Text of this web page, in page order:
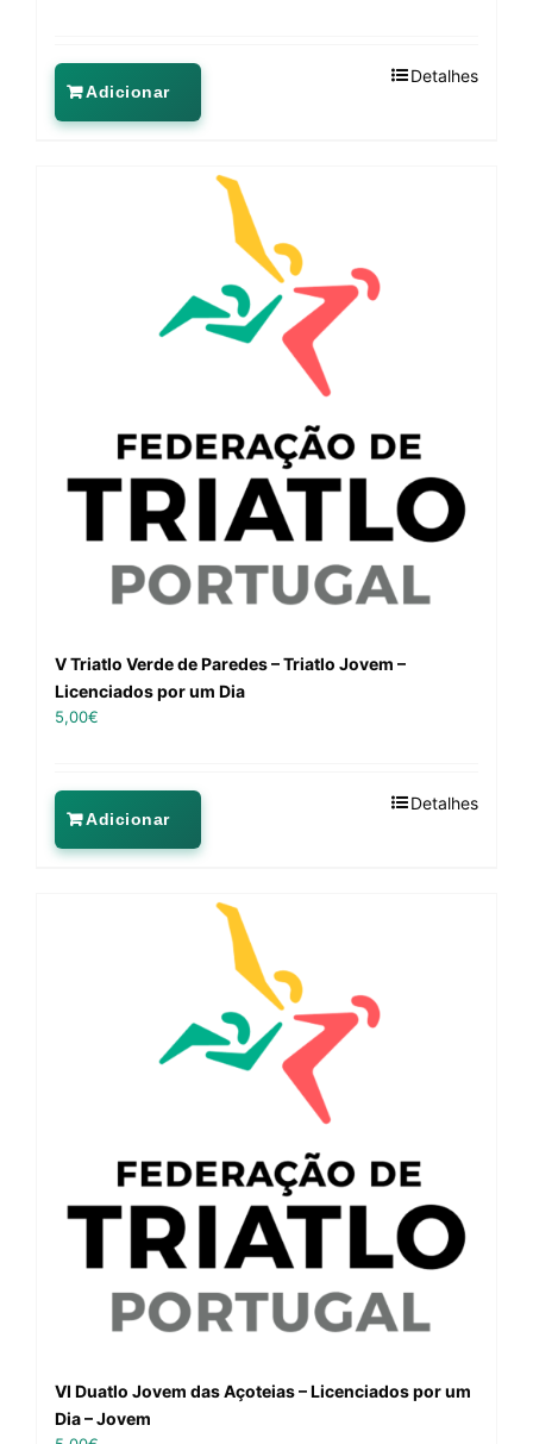
Adicionar
Detalhes
V Triatlo Verde de Paredes – Triatlo Jovem –
Licenciados por um Dia
5,00€
Adicionar
Detalhes
VI Duatlo Jovem das Açoteias – Licenciados por um
Dia – Jovem